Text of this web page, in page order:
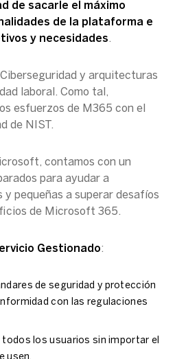
de sacarle el máximo
de la plataforma e
y necesidades.
y arquitecturas
laboral. Como tal,
esfuerzos de M365 con el
de NIST.
contamos con un
para ayudar a
pequeñas a superar desafíos
de Microsoft 365.
Gestionado:
de seguridad y protección
con las regulaciones
los usuarios sin importar el